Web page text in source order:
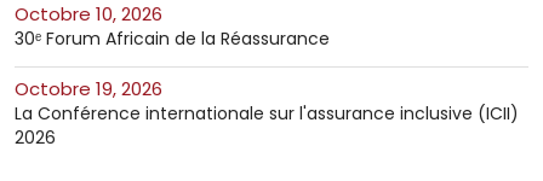
octobre 10, 2026
30ᵉ Forum Africain de la Réassurance
octobre 19, 2026
La Conférence internationale sur l'assurance inclusive (ICII)
2026